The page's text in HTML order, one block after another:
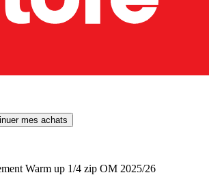
mes achats
Warm up 1/4 zip OM 2025/26